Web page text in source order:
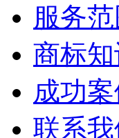
服务范
商标知
成功案
联系我